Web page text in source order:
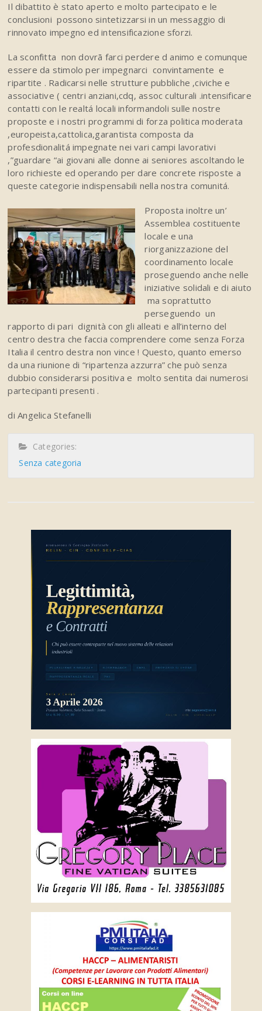
Il dibattito è stato aperto e molto partecipato e le
conclusioni possono sintetizzarsi in un messaggio di
rinnovato impegno ed intensificazione sforzi.
La sconfitta non dovrā farci perdere d animo e comunque
essere da stimolo per impegnarci convintamente e
ripartite . Radicarsi nelle strutture pubbliche ,civiche e
associative ( centri anziani,cdq, assoc culturali .intensificare
contatti con le realtá locali informandoli sulle nostre
proposte e i nostri programmi di forza politica moderata
,europeista,cattolica,garantista composta da
profesdionalitá impegnate nei vari campi lavorativi
,”guardare “ai giovani alle donne ai seniores ascoltando le
loro richieste ed operando per dare concrete risposte a
queste categorie indispensabili nella nostra comunitá.
Proposta inoltre un’
Assemblea costituente
locale e una
riorganizzazione del
coordinamento locale
proseguendo anche nelle
iniziative solidali e di aiuto
ma soprattutto
perseguendo un
rapporto di pari dignità con gli alleati e all’interno del
centro destra che faccia comprendere come senza Forza
Italia il centro destra non vince ! Questo, quanto emerso
da una riunione di “ripartenza azzurra” che può senza
dubbio considerarsi positiva e molto sentita dai numerosi
partecipanti presenti .
di Angelica Stefanelli
Categories:
Senza categoria